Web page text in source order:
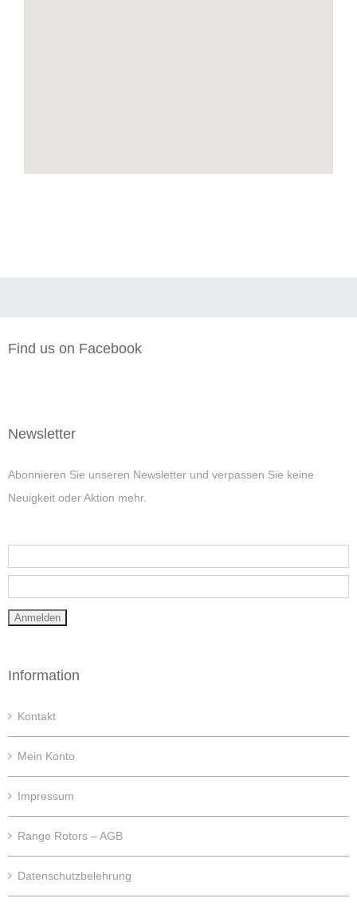
Find us on Facebook
Newsletter
Abonnieren Sie unseren Newsletter und verpassen Sie keine
Neuigkeit oder Aktion mehr.
Information
Kontakt
Mein Konto
Impressum
Range Rotors – AGB
Datenschutzbelehrung